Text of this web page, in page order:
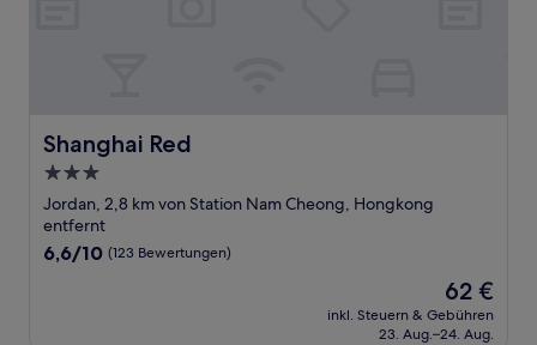
Shanghai Red
Shanghai Red
3.0-
Sterne-
Unterkunft
Jordan, 2,8 km von Station Nam Cheong, Hongkong
entfernt
6.6
6,6/10 (123 Bewertungen)
Der
Preis
beträgt
62 €
inkl. Steuern & Gebühren
23. Aug.–24. Aug.